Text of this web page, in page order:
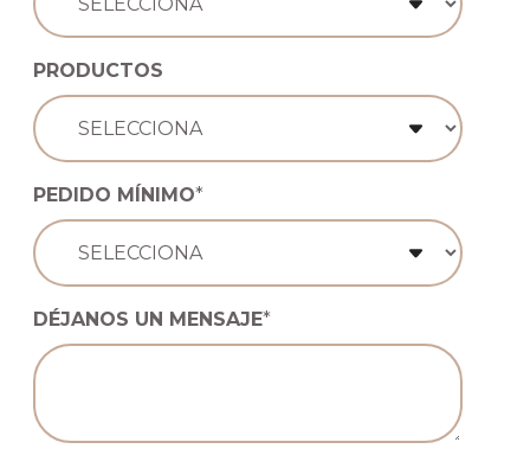
PRODUCTOS
PEDIDO MÍNIMO*
DÉJANOS UN MENSAJE*